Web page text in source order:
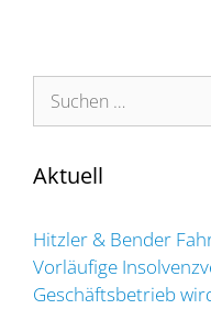
Suchen
nach:
Aktuell
Hitzler & Bender
Vorläufige
Geschäftsbetrieb